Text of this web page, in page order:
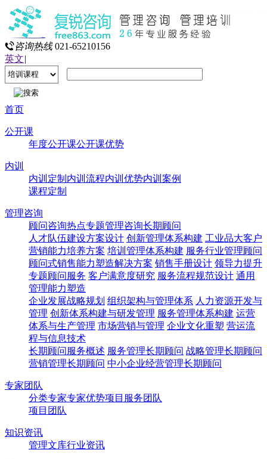
咨询热线 021-65210156
英文|
首页
公开课
年度公开课公开课优势
内训
内训定制 内训流程内训优势内训案例
课程定制
管理咨询
顾问咨询热点专题管理咨询长期顾问
人才队伍建设方案设计 创新管理体系构建 工业品大客户
营销能力培养方案 培训管理体系构建 服务行业管理顾问
顾问式销售能力塑造解决方案 销售手册设计 领导力提升
专题顾问服务 客户满意度研究 服务流程规范设计 通用
管理能力塑造
企业发展战略规划 组织架构与管理体系 人力资源开发与
管理 创新体系构建与研发管理 服务管理体系构建 运营
体系与生产管理 市场营销与管理 企业文化重塑 营运流
程与信息技术
长期顾问服务概述 服务管理长期顾问 战略管理长期顾问
营销管理长期顾问 中小企业经营管理长期顾问
专家团队
分类专家专家优势项目服务团队
项目团队
知识资讯
管理文库行业资讯